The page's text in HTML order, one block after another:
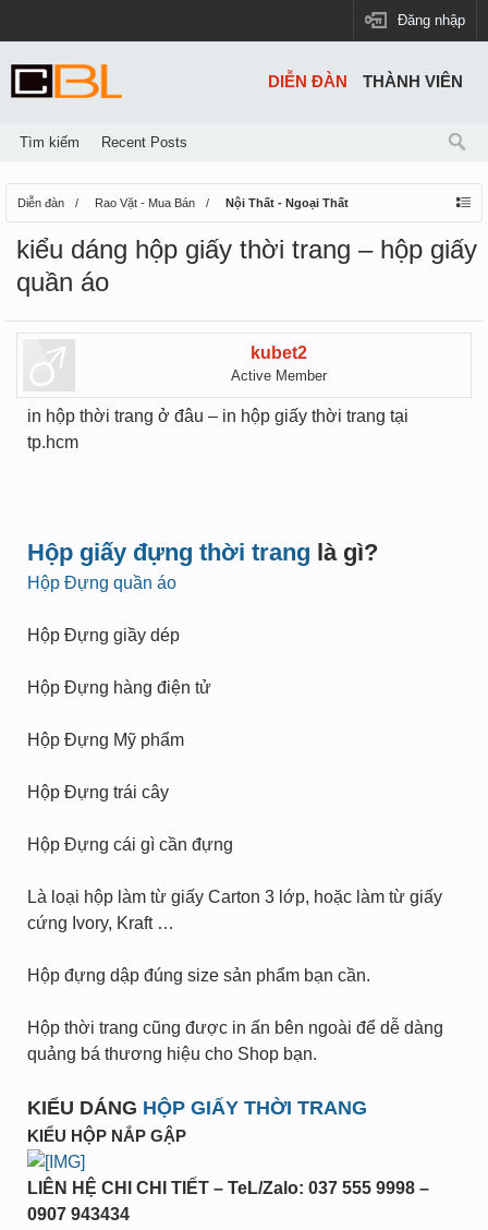
Đăng nhập
Diễn đàn Rao Vặt - Mua Bán Nội Thất - Ngoại Thất
kiểu dáng hộp giấy thời trang – hộp giấy
quần áo
kubet2
Active Member
in hộp thời trang ở đâu – in hộp giấy thời trang tại
tp.hcm
Hộp giấy đựng thời trang là gì?
Hộp Đựng quần áo
Hộp Đựng giầy dép
Hộp Đựng hàng điện tử
Hộp Đựng Mỹ phẩm
Hộp Đựng trái cây
Hộp Đựng cái gì cần đựng
Là loại hộp làm từ giấy Carton 3 lớp, hoặc làm từ giấy
cứng Ivory, Kraft …
Hộp đựng dập đúng size sản phẩm bạn cần.
Hộp thời trang cũng được in ấn bên ngoài để dễ dàng
quảng bá thương hiệu cho Shop bạn.
KIỂU DÁNG HỘP GIẤY THỜI TRANG
KIỂU HỘP NẮP GẬP
LIÊN HỆ CHI CHI TIẾT – TeL/Zalo: 037 555 9998 –
0907 943434
DIỄN ĐÀN
Tìm kiếm Recent Posts
THÀNH VIÊN